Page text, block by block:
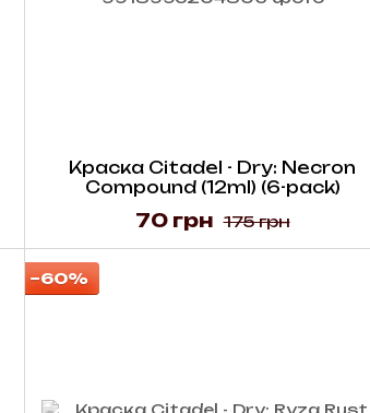
Краска Citadel - Dry: Necron
Compound (12ml) (6-pack)
175 грн
70 грн
−60%